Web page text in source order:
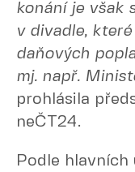
konání je však
v divadle,
daňových
mj. např.
prohlásila
neČT24.
Podle hlavních